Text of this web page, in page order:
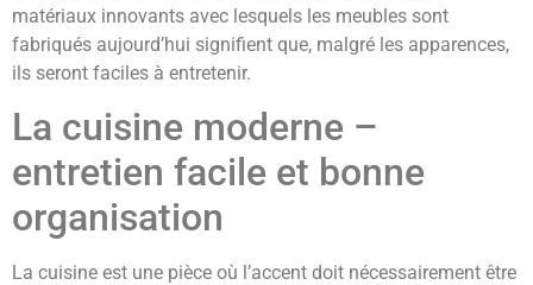
matériaux innovants avec lesquels les meubles sont
fabriqués aujourd’hui signifient que, malgré les apparences,
ils seront faciles à entretenir.
La cuisine moderne –
entretien facile et bonne
organisation
La cuisine est une pièce où l’accent doit nécessairement être